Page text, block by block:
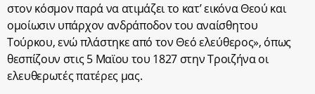
στον κόσμον παρά να ατιμάζει το κατ’ εικόνα Θεού και
ομοίωσιν υπάρχον ανδράποδον του αναίσθητου
Τούρκου, ενώ πλάστηκε από τον Θεό ελεύθερος», όπως
θεσπίζουν στις 5 Μαϊου του 1827 στην Τροιζήνα οι
ελευθερωτές πατέρες μας.